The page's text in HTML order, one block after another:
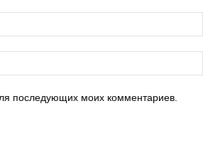
последующих моих комментариев.